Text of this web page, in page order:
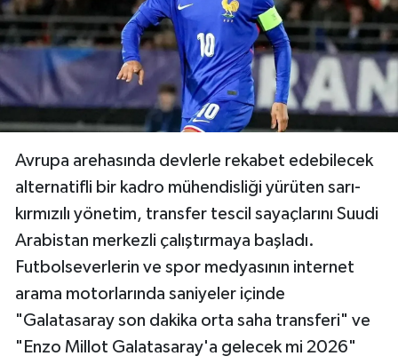
Avrupa arehasında devlerle rekabet edebilecek
alternatifli bir kadro mühendisliği yürüten sarı-
kırmızılı yönetim, transfer tescil sayaçlarını Suudi
Arabistan merkezli çalıştırmaya başladı.
Futbolseverlerin ve spor medyasının internet
arama motorlarında saniyeler içinde
"Galatasaray son dakika orta saha transferi" ve
"Enzo Millot Galatasaray'a gelecek mi 2026"